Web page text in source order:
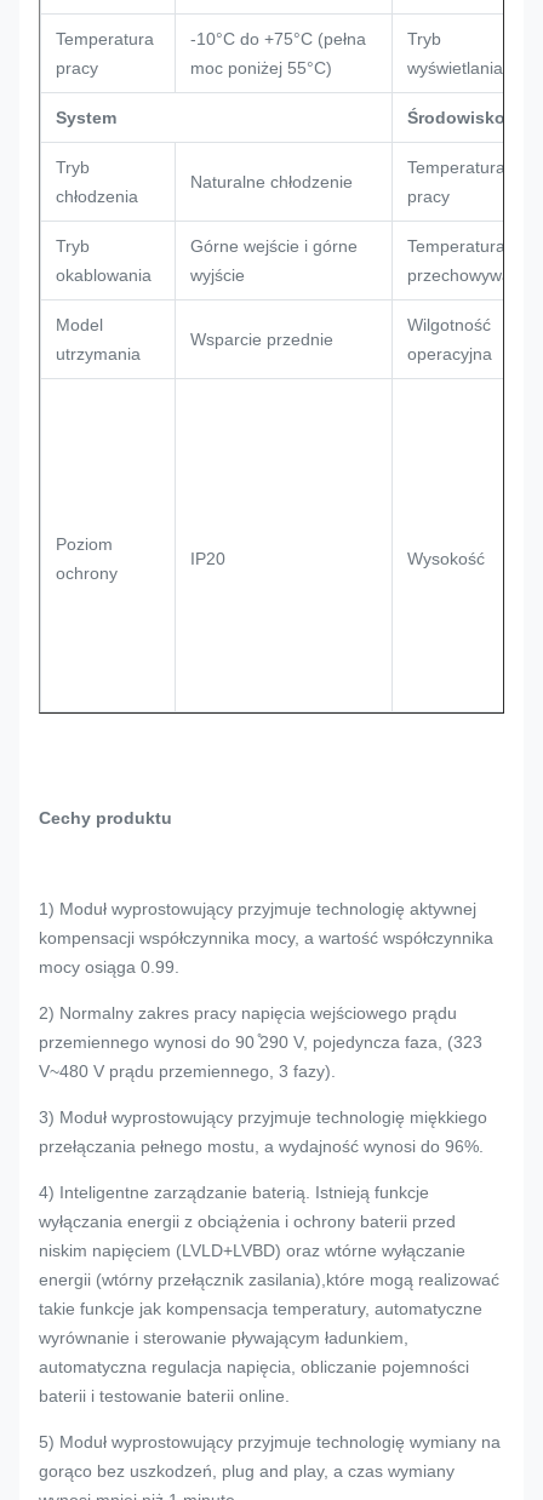
Temperatura
pracy
-10°C do +75°C (pełna
moc poniżej 55°C)
Tryb
wyświetlania
System Środowisko
Tryb
chłodzenia
Naturalne chłodzenie
Temperatura
pracy
Tryb
okablowania
Górne wejście i górne
wyjście
Temperatura
przechowywania
Model
utrzymania
Wsparcie przednie
Wilgotność
operacyjna
Poziom
ochrony
IP20 Wysokość
Cechy produktu
1) Moduł wyprostowujący przyjmuje technologię aktywnej
kompensacji współczynnika mocy, a wartość współczynnika
mocy osiąga 0.99.
2) Normalny zakres pracy napięcia wejściowego prądu
przemiennego wynosi do 90 ̊290 V, pojedyncza faza, (323
V~480 V prądu przemiennego, 3 fazy).
3) Moduł wyprostowujący przyjmuje technologię miękkiego
przełączania pełnego mostu, a wydajność wynosi do 96%.
4) Inteligentne zarządzanie baterią. Istnieją funkcje
wyłączania energii z obciążenia i ochrony baterii przed
niskim napięciem (LVLD+LVBD) oraz wtórne wyłączanie
energii (wtórny przełącznik zasilania),które mogą realizować
takie funkcje jak kompensacja temperatury, automatyczne
wyrównanie i sterowanie pływającym ładunkiem,
automatyczna regulacja napięcia, obliczanie pojemności
baterii i testowanie baterii online.
5) Moduł wyprostowujący przyjmuje technologię wymiany na
gorąco bez uszkodzeń, plug and play, a czas wymiany